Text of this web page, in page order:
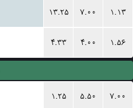
۱۳.۲۵ ۷.۰۰ ۱.۱۳
۴.۳۳ ۴.۰۰ ۱.۵۶
۱.۲۵ ۵.۵۰ ۷.۰۰